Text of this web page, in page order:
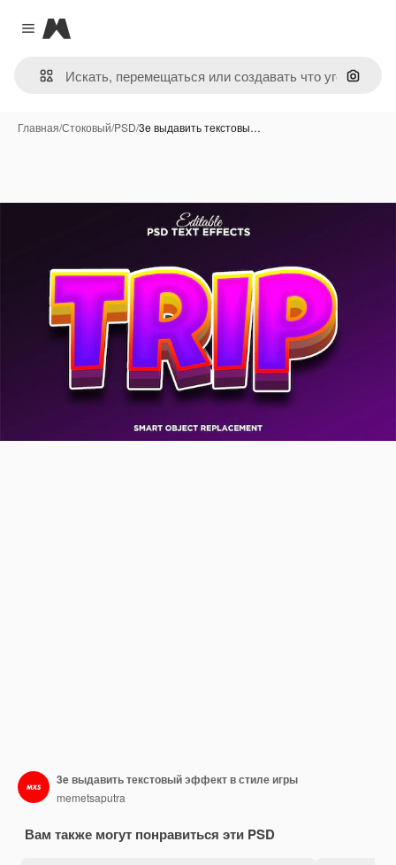
Close menu
Magnific
Поиск
Главная/Стоковый/PSD/3e выдавить текстовы…
3e выдавить текстовый эффект в стиле игры
memetsaputra
Вам также могут понравиться эти PSD